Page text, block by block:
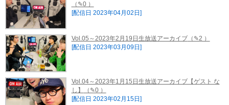
（✎0 ）
[配信日 2023年04月02日]
Vol.05～2023年2月19日生放送アーカイブ（✎2 ）
[配信日 2023年03月09日]
Vol.04～2023年1月15日生放送アーカイブ【ゲスト な
し】
（✎0 ）
[配信日 2023年02月15日]